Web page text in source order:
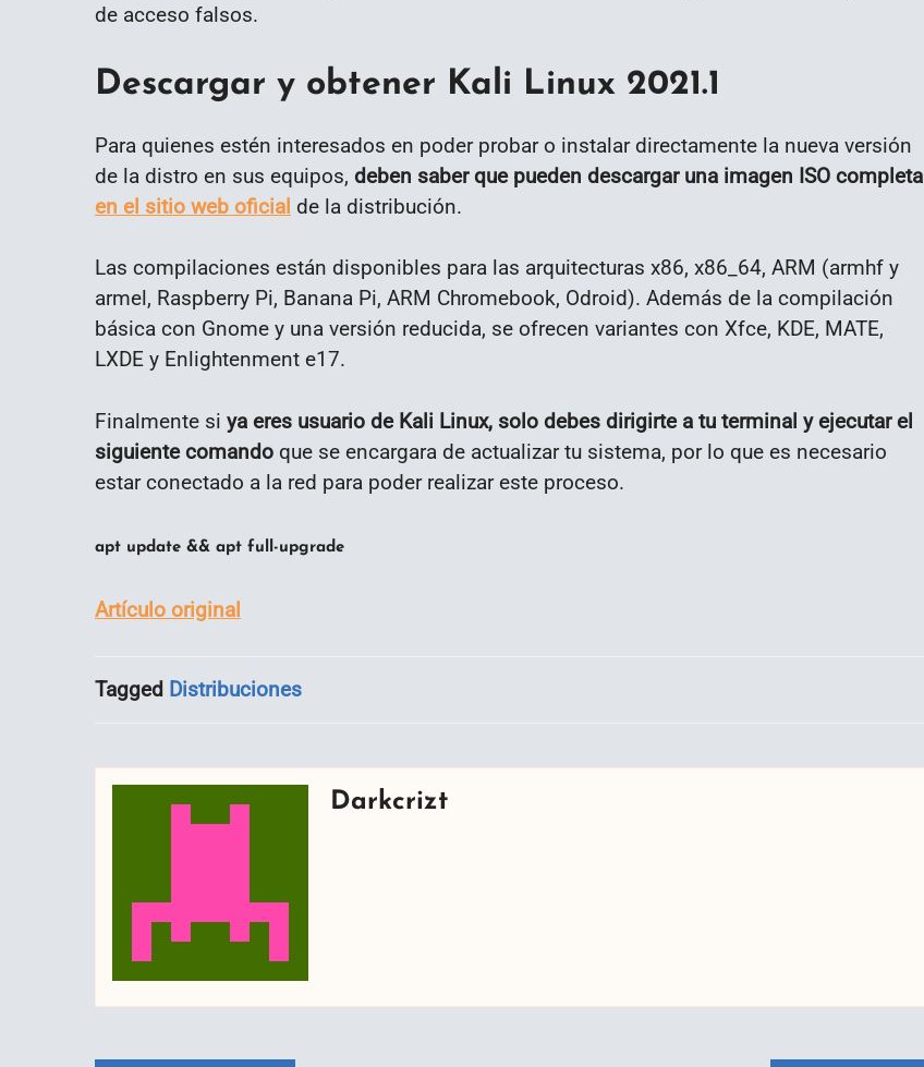
de acceso falsos.
Descargar y obtener Kali Linux 2021.1
Para quienes estén interesados en poder probar o instalar directamente la nueva versión
de la distro en sus equipos, deben saber que pueden descargar una imagen ISO completa
en el sitio web oficial de la distribución.
Las compilaciones están disponibles para las arquitecturas x86, x86_64, ARM (armhf y
armel, Raspberry Pi, Banana Pi, ARM Chromebook, Odroid). Además de la compilación
básica con Gnome y una versión reducida, se ofrecen variantes con Xfce, KDE, MATE,
LXDE y Enlightenment e17.
Finalmente si ya eres usuario de Kali Linux, solo debes dirigirte a tu terminal y ejecutar el
siguiente comando que se encargara de actualizar tu sistema, por lo que es necesario
estar conectado a la red para poder realizar este proceso.
apt update && apt full-upgrade
Artículo original
Tagged Distribuciones
Darkcrizt